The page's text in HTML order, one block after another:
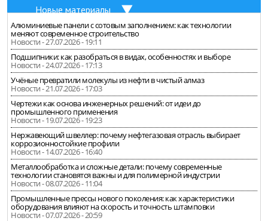
Новые материалы
Алюминиевые панели с сотовым заполнением: как технологии
меняют современное строительство
Новости - 27.07.2026 - 19:11
Подшипники: как разобраться в видах, особенностях и выборе
Новости - 24.07.2026 - 17:13
Учёные превратили молекулы из нефти в чистый алмаз
Новости - 21.07.2026 - 17:03
Чертежи как основа инженерных решений: от идеи до
промышленного применения
Новости - 19.07.2026 - 19:23
Нержавеющий швеллер: почему нефтегазовая отрасль выбирает
коррозионностойкие профили
Новости - 14.07.2026 - 16:40
Металлообработка и сложные детали: почему современные
технологии становятся важны и для полимерной индустрии
Новости - 08.07.2026 - 11:04
Промышленные прессы нового поколения: как характеристики
оборудования влияют на скорость и точность штамповки
Новости - 07.07.2026 - 20:59